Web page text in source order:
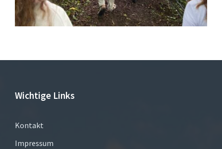
Wichtige Links
Kontakt
Impressum